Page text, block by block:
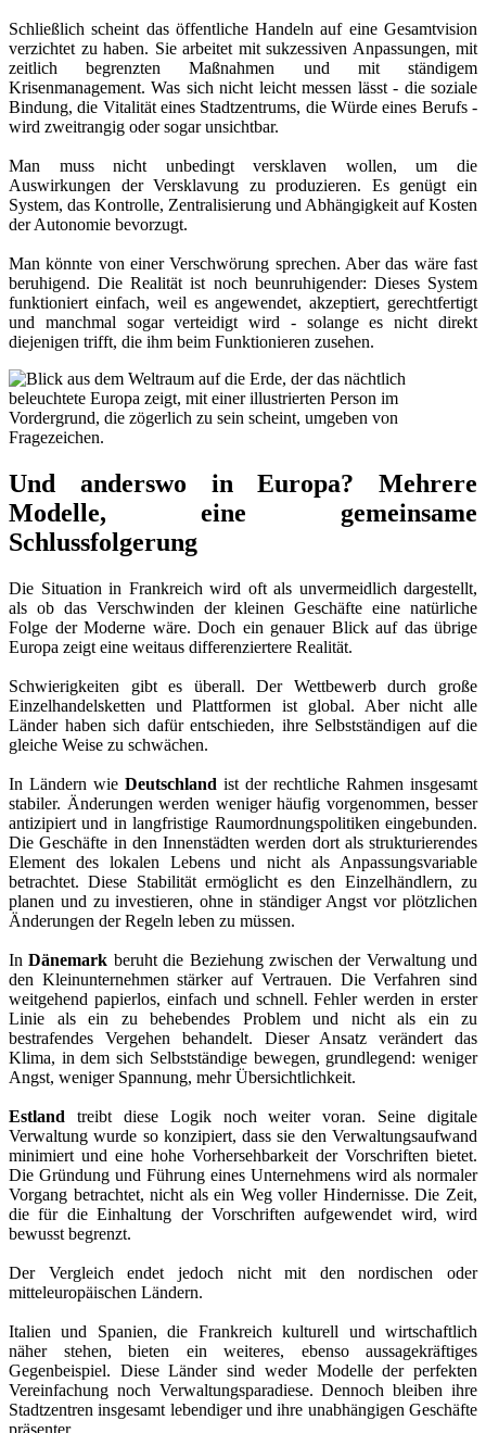
Schließlich scheint das öffentliche Handeln auf eine Gesamtvision
verzichtet zu haben. Sie arbeitet mit sukzessiven Anpassungen, mit
zeitlich begrenzten Maßnahmen und mit ständigem
Krisenmanagement. Was sich nicht leicht messen lässt - die soziale
Bindung, die Vitalität eines Stadtzentrums, die Würde eines Berufs -
wird zweitrangig oder sogar unsichtbar.
Man muss nicht unbedingt versklaven wollen, um die
Auswirkungen der Versklavung zu produzieren. Es genügt ein
System, das Kontrolle, Zentralisierung und Abhängigkeit auf Kosten
der Autonomie bevorzugt.
Man könnte von einer Verschwörung sprechen. Aber das wäre fast
beruhigend. Die Realität ist noch beunruhigender: Dieses System
funktioniert einfach, weil es angewendet, akzeptiert, gerechtfertigt
und manchmal sogar verteidigt wird - solange es nicht direkt
diejenigen trifft, die ihm beim Funktionieren zusehen.
Und anderswo in Europa? Mehrere
Modelle, eine gemeinsame
Schlussfolgerung
Die Situation in Frankreich wird oft als unvermeidlich dargestellt,
als ob das Verschwinden der kleinen Geschäfte eine natürliche
Folge der Moderne wäre. Doch ein genauer Blick auf das übrige
Europa zeigt eine weitaus differenziertere Realität.
Schwierigkeiten gibt es überall. Der Wettbewerb durch große
Einzelhandelsketten und Plattformen ist global. Aber nicht alle
Länder haben sich dafür entschieden, ihre Selbstständigen auf die
gleiche Weise zu schwächen.
In Ländern wie Deutschland ist der rechtliche Rahmen insgesamt
stabiler. Änderungen werden weniger häufig vorgenommen, besser
antizipiert und in langfristige Raumordnungspolitiken eingebunden.
Die Geschäfte in den Innenstädten werden dort als strukturierendes
Element des lokalen Lebens und nicht als Anpassungsvariable
betrachtet. Diese Stabilität ermöglicht es den Einzelhändlern, zu
planen und zu investieren, ohne in ständiger Angst vor plötzlichen
Änderungen der Regeln leben zu müssen.
InDänemark beruht die Beziehung zwischen der Verwaltung und
den Kleinunternehmen stärker auf Vertrauen. Die Verfahren sind
weitgehend papierlos, einfach und schnell. Fehler werden in erster
Linie als ein zu behebendes Problem und nicht als ein zu
bestrafendes Vergehen behandelt. Dieser Ansatz verändert das
Klima, in dem sich Selbstständige bewegen, grundlegend: weniger
Angst, weniger Spannung, mehr Übersichtlichkeit.
Estland treibt diese Logik noch weiter voran. Seine digitale
Verwaltung wurde so konzipiert, dass sie den Verwaltungsaufwand
minimiert und eine hohe Vorhersehbarkeit der Vorschriften bietet.
Die Gründung und Führung eines Unternehmens wird als normaler
Vorgang betrachtet, nicht als ein Weg voller Hindernisse. Die Zeit,
die für die Einhaltung der Vorschriften aufgewendet wird, wird
bewusst begrenzt.
Der Vergleich endet jedoch nicht mit den nordischen oder
mitteleuropäischen Ländern.
Italien und Spanien, die Frankreich kulturell und wirtschaftlich
näher stehen, bieten ein weiteres, ebenso aussagekräftiges
Gegenbeispiel. Diese Länder sind weder Modelle der perfekten
Vereinfachung noch Verwaltungsparadiese. Dennoch bleiben ihre
Stadtzentren insgesamt lebendiger und ihre unabhängigen Geschäfte
präsenter.